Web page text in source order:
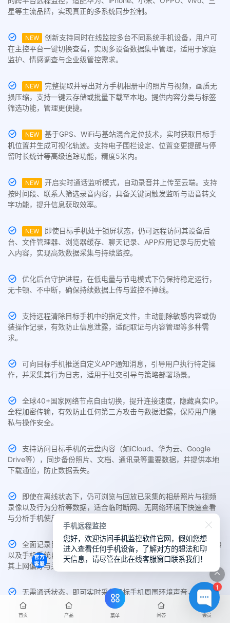
星等主流品牌，实现真正的多系统同步控制。
NEW
创新支持同时在线监控多台不同系统手机设备，用户可
在主控平台一键切换查看，实现多设备数据集中管理，适用于家庭
监护、情感调查与企业级管控需求。
NEW
完整提取并导出对方手机相册中的照片与视频，画质无
损压缩，支持一键云存储或批量下载至本地。提供内容分类与标签
筛选功能，管理更便捷。
NEW
基于GPS、WiFi与基站混合定位技术，实时获取目标手
机位置并生成可视化轨迹。支持电子围栏设定、位置变更提醒与停
留时长统计等高级追踪功能，精度5米内。
NEW
开启实时通话监听模式，自动录音并上传至云端。支持
按时间段、联系人筛选录音内容，具备关键词触发监听与语音转文
字功能，提升信息获取效率。
NEW
即使目标手机处于锁屏状态，仍可远程访问其设备后
台、文件管理器、浏览器缓存、聊天记录、APP应用记录与历史输
入内容，实现高效数据采集与持续监控。
优化后台守护进程，在低电量与节电模式下仍保持稳定运行，
无卡顿、不中断，确保持续数据上传与监控不掉线。
支持远程清除目标手机中的指定文件，主动删除敏感内容或伪
装操作记录，有效防止信息泄露，适配取证与内容管理等多种需
求。
可向目标手机推送自定义APP通知消息，引导用户执行特定操
作，并采集其行为日志，适用于社交引导与策略部署场景。
全球40+国家网络节点自由切换，提升连接速度，隐藏真实IP。
全程加密传输，有效防止任何第三方攻击与数据泄露，保障用户隐
私与操作安全。
支持访问目标手机的云盘内容（如iCloud、华为云、Google
Drive等），同步备份照片、文档、通讯录等重要数据，并提供本地
下载通道，防止数据丢失。
即使在离线状态下，仍可浏览与回放已采集的相册照片与视频
录像以及行为分析等数据，适合临时断网、无网络环境下快速查看
与分析手机使用行为。
全面记录目标手机中Chrome、Safari、Edge、UC、夸克、QQ
以及手机系统自带的主流浏览器访问历史与搜索关键词，帮助了解
其上网偏好与关注内容。
无需通话状态，即可实时采集目标手机周围环境声音，支持无
提示静音录制与远程回放，适用于隐蔽场景监控与异常识别。
首页 产品 菜单 问答 会员
1
手机远程监控
您好，欢迎访问手机监控软件官网，假如您想
进入查看任何手机设备，了解对方的想法和聊
天信息，请尽管在此在线客服窗口联系我们！